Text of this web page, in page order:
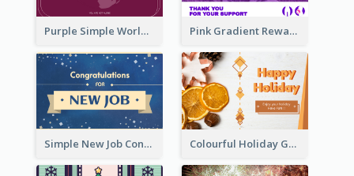
Purple Simple World Cancer Day Greeting Card Pink Gradient Reward For Donation Card Design
Simple New Job Congratulations Card In Yellow And Blue Colourful Holiday Greeting Card In Orange Theme